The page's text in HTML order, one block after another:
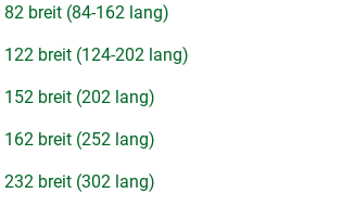
82 breit (84-162 lang)
122 breit (124-202 lang)
152 breit (202 lang)
162 breit (252 lang)
232 breit (302 lang)